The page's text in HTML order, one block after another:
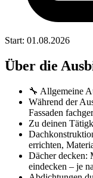
Start: 01.08.2026
Über die
🔧 Allgemeine
Während der
Fassaden
Zu deinen
errichten,
Dächer decken:
eindecken – je